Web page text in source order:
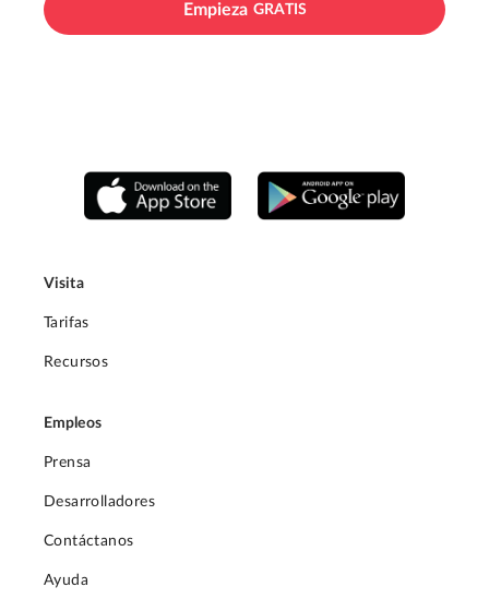
Empieza GRATIS
Visita
Tarifas
Recursos
Empleos
Prensa
Desarrolladores
Contáctanos
Ayuda